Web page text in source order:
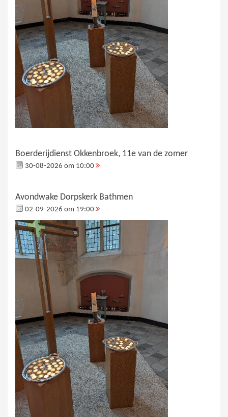
Boerderijdienst Okkenbroek, 11e van de zomer
30-08-2026 om 10:00
Avondwake Dorpskerk Bathmen
02-09-2026 om 19:00